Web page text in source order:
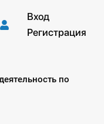
Вход
Регистрация
по